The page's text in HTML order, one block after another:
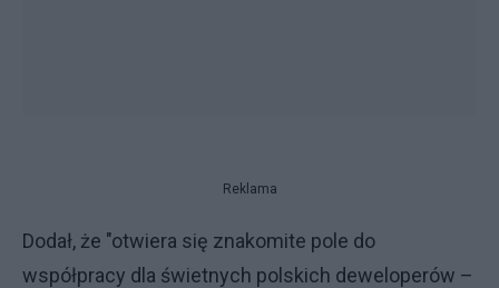
Reklama
Dodał, że "otwiera się znakomite pole do
współpracy dla świetnych polskich deweloperów –